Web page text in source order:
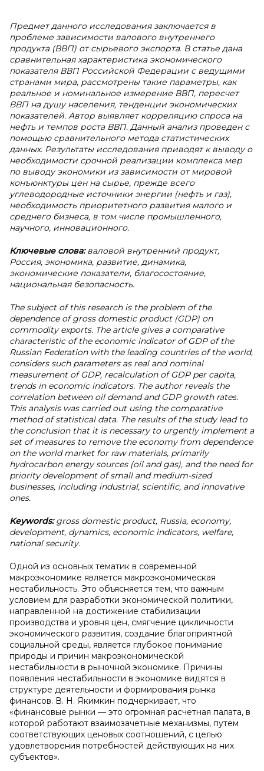
Предмет данного исследования заключается в
проблеме зависимости валового внутреннего
продукта (ВВП) от сырьевого экспорта. В статье дана
сравнительная характеристика экономического
показателя ВВП Российской Федерации с ведущими
странами мира, рассмотрены такие параметры, как
реальное и номинальное измерение ВВП, пересчет
ВВП на душу населения, тенденции экономических
показателей. Автор выявляет корреляцию спроса на
нефть и темпов роста ВВП. Данный анализ проведен с
помощью сравнительного метода статистических
данных. Результаты исследования приводят к выводу о
необходимости срочной реализации комплекса мер
по выводу экономики из зависимости от мировой
конъюнктуры цен на сырье, прежде всего
углеводородные источники энергии (нефть и газ),
необходимость приоритетного развития малого и
среднего бизнеса, в том числе промышленного,
научного, инновационного.
Ключевые слова:валовой внутренний продукт,
Россия, экономика, развитие, динамика,
экономические показатели, благосостояние,
национальная безопасность.
The subject of this research is the problem of the
dependence of gross domestic product (GDP) on
commodity exports. The article gives a comparative
characteristic of the economic indicator of GDP of the
Russian Federation with the leading countries of the world,
considers such parameters as real and nominal
measurement of GDP, recalculation of GDP per capita,
trends in economic indicators. The author reveals the
correlation between oil demand and GDP growth rates.
This analysis was carried out using the comparative
method of statistical data. The results of the study lead to
the conclusion that it is necessary to urgently implement a
set of measures to remove the economy from dependence
on the world market for raw materials, primarily
hydrocarbon energy sources (oil and gas), and the need for
priority development of small and medium-sized
businesses, including industrial, scientific, and innovative
ones.
Keywords:gross domestic product, Russia, economy,
development, dynamics, economic indicators, welfare,
national security.
Одной из основных тематик в современной
макроэкономике является макроэкономическая
нестабильность. Это объясняется тем, что важным
условием для разработки экономической политики,
направленной на достижение стабилизации
производства и уровня цен, смягчение цикличности
экономического развития, создание благоприятной
социальной среды, является глубокое понимание
природы и причин макроэкономической
нестабильности в рыночной экономике. Причины
появления нестабильности в экономике видятся в
структуре деятельности и формирования рынка
финансов. В. Н. Якимкин подчеркивает, что
«финансовые рынки — это огромная расчетная палата, в
которой работают взаимозачетные механизмы, путем
соответствующих ценовых соотношений, с целью
удовлетворения потребностей действующих на них
субъектов».